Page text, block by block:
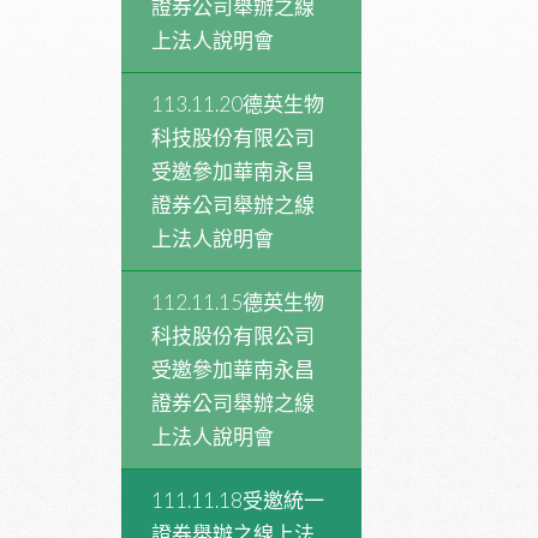
證券公司舉辦之線
上法人說明會
113.11.20德英生物
科技股份有限公司
受邀參加華南永昌
證券公司舉辦之線
上法人說明會
112.11.15德英生物
科技股份有限公司
受邀參加華南永昌
證券公司舉辦之線
上法人說明會
111.11.18受邀統一